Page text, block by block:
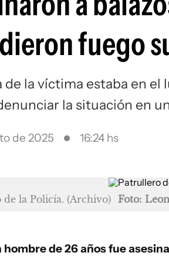
fuego
de la víctima estaba en
la situación en
de 2025 16:24 hs
la Policía. (Archivo) Foto:
hombre de 26 años fue